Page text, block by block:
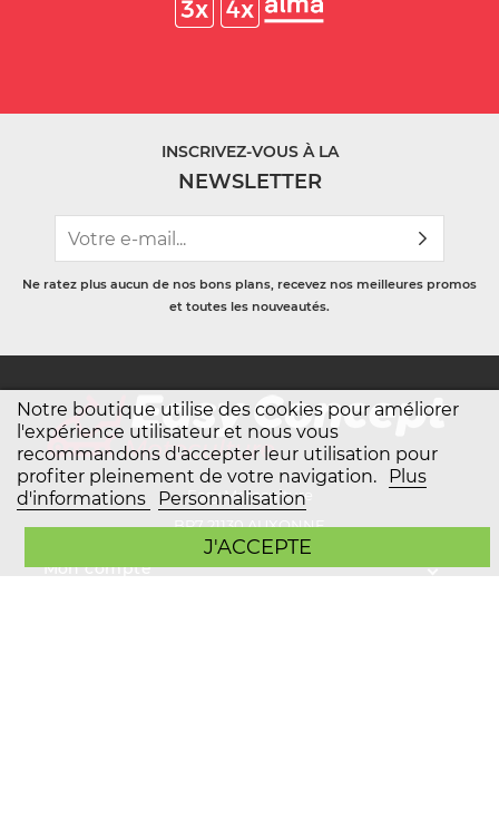
Notre boutique utilise des cookies pour améliorer
l'expérience utilisateur et nous vous
recommandons d'accepter leur utilisation pour
profiter pleinement de votre navigation.
Plus
d'informations
Personnalisation
J'ACCEPTE
INSCRIVEZ-VOUS À LA
NEWSLETTER
Ne ratez plus aucun de nos bons plans, recevez nos meilleures promos
et toutes les nouveautés.
Easy Motoculture
BP7 21130 AUXONNE
Mon compte